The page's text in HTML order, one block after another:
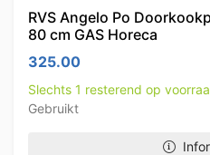
RVS Angelo Po
80 cm GAS Horeca
325.00
Slechts 1 resterend op
Gebruikt